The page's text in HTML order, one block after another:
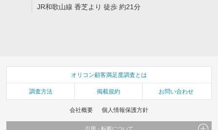
JR和歌山線 香芝より 徒歩 約21分
オリコン顧客満足度調査とは
調査方法 掲載規約 お問い合わせ
会社概要 個人情報保護方針
引用・転載について